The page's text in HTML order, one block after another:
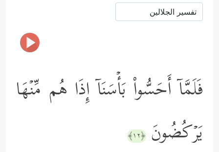
فَلَمَّاۤ أَحَسُّواْ بَأۡسَنَاۤ إِذَا هُم مِّنۡهَا
یَرۡكُضُونَ ﴿١٢﴾